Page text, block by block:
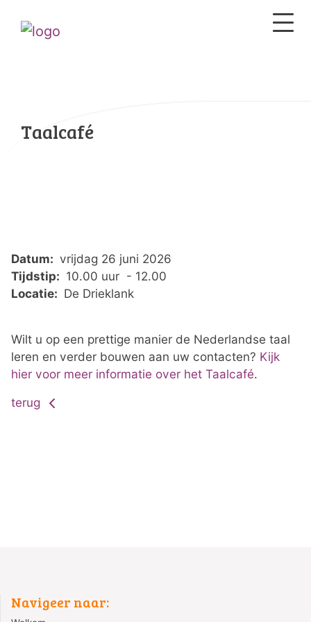
Taalcafé
Datum: vrijdag 26 juni 2026
Tijdstip: 10.00 uur - 12.00
Locatie: De Drieklank
Wilt u op een prettige manier de Nederlandse taal
leren en verder bouwen aan uw contacten? Kijk
hier voor meer informatie over het Taalcafé.
terug
Navigeer naar: